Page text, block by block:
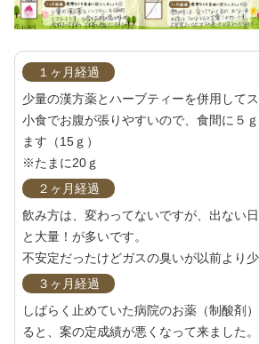
１ヶ月経過
少量の漢方薬とハーブティーを併用してス
小食でお腹が張りやすいので、食間に５
ます（15ｇ）
※たまに20ｇ
２ヶ月経過
飲み方は、変わってないですが、出ない
と大量！が多いです。
不安定だったけどガスの臭いが以前より
３ヶ月経過
しばらく止めていた病院のお薬（制酸剤
ると、案の定成績が悪くなって来ました。